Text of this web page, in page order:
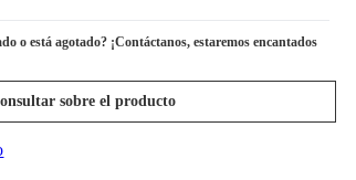
o está agotado? ¡Contáctanos, estaremos encantados
sobre el producto